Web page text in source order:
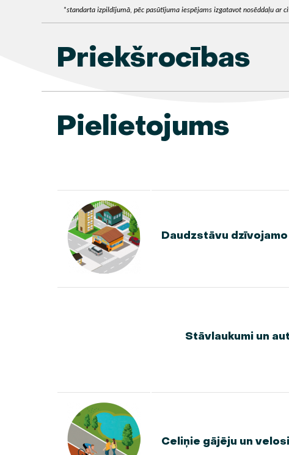
*standarta izpildījumā, pēc pasūtījuma iespējams izgatavot nosēddaļu ar
Priekšrocības
Pielietojums
Daudzstāvu
Stāvlaukumi un
Celiņie gājēju un